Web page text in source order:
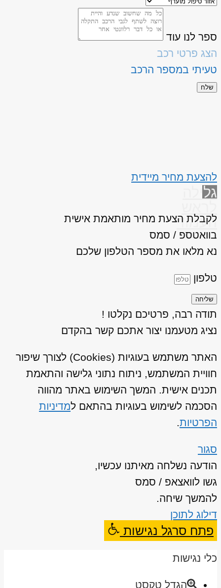
ספר לנו עוד
הצג פרטי רכב
טעיתי במספר הרכב
שלח
להצעת מחיר מיידית
גלילה
העמוד
לקבלת הצעת מחיר מותאמת אישית
בוואטספ / סמס
נא מלאו את מספר הטלפון שלכם
טלפון
שליחה
תודה רבה, פרטיכם נקלטו !
נציג מטעמנו יצור אתכם קשר בהקדם
האתר משתמש בעוגיות (Cookies) לצורך שיפור
חוויית המשתמש, ניתוח נתוני גלישה והתאמת
תכנים אישית. המשך השימוש באתר מהווה
הסכמה לשימוש בעוגיות בהתאם למדיניות
הפרטיות.
סגור
הודעה נשלחה מאיתנו עכשיו,
גשו לוואצאפ / סמס
להמשך שיחה.
דילוג לתוכן
פתח סרגל נגישות
כלי נגישות
הגדל טקסט